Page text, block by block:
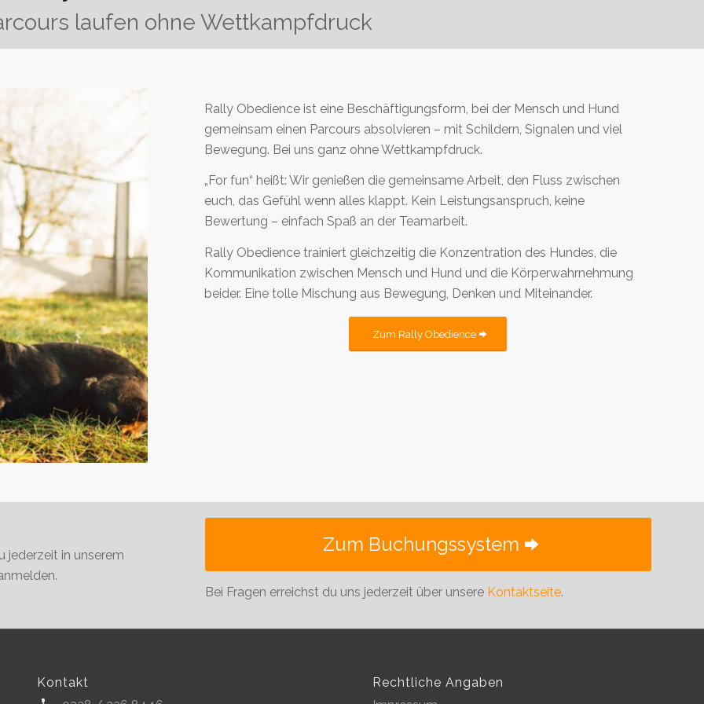
laufen ohne Wettkampfdruck
Rally Obedience ist eine Beschäftigungsform, bei der Mensch und Hund
gemeinsam einen Parcours absolvieren – mit Schildern, Signalen und viel
Bewegung. Bei uns ganz ohne Wettkampfdruck.
„For fun“ heißt: Wir genießen die gemeinsame Arbeit, den Fluss zwischen
euch, das Gefühl wenn alles klappt. Kein Leistungsanspruch, keine
Bewertung – einfach Spaß an der Teamarbeit.
Rally Obedience trainiert gleichzeitig die Konzentration des Hundes, die
Kommunikation zwischen Mensch und Hund und die Körperwahrnehmung
beider. Eine tolle Mischung aus Bewegung, Denken und Miteinander.
Zum Rally Obedience
jederzeit in unserem
Zum Buchungssystem
Bei Fragen erreichst du uns jederzeit über unsere Kontaktseite.
Kontakt
Rechtliche Angaben